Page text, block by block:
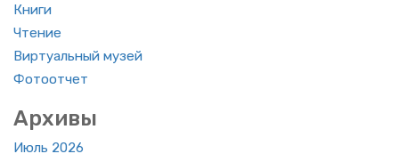
Книги
Чте­ние
Вир­ту­аль­ный музей
Фо­то­от­чет
Ар­хи­вы
Июль 2026